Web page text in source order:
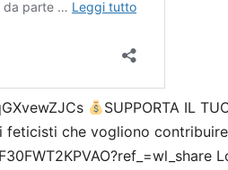
SUPPORTA IL
che vogliono